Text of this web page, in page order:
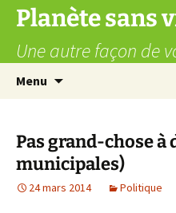
Aller
contenu
Planète sans
Une autre façon de
Menu
Pas grand-chose à
municipales)
24 mars 2014 Politique